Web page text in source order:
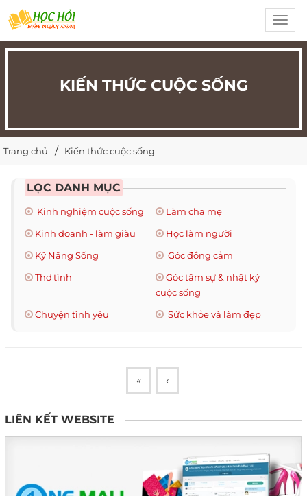
KIẾN THỨC CUỘC SỐNG
Trang chủ Kiến thức cuộc sống
LỌC DANH MỤC
Kinh nghiệm cuộc sống
Làm cha mẹ
Kinh doanh - làm giàu
Học làm người
Kỹ Năng Sống
Góc đồng cảm
Thơ tình
Góc tâm sự & nhật ký
cuộc sống
Chuyện tình yêu
Sức khỏe và làm đẹp
« ‹
LIÊN KẾT WEBSITE